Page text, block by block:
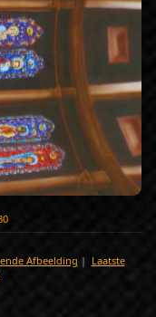
Afbeelding | Laatste